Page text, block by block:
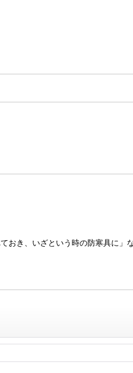
おき、いざという時の防寒具に」